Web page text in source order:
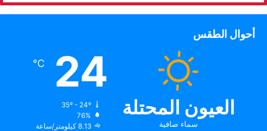
أحوال الطقس
العيون المحتلة
سماء صافية
24
℃
35º - 24º
76%
8.13 كيلومتر/ساعة